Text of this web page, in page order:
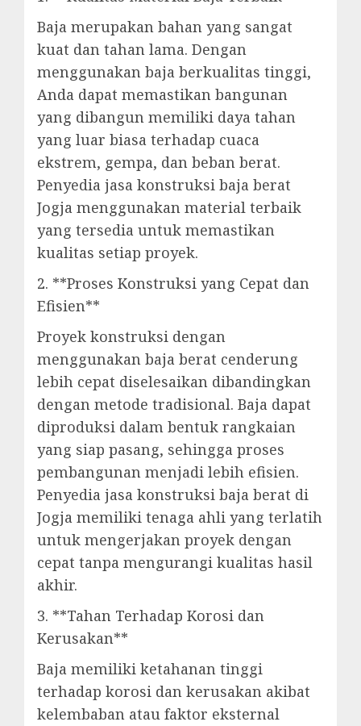
Baja merupakan bahan yang sangat
kuat dan tahan lama. Dengan
menggunakan baja berkualitas tinggi,
Anda dapat memastikan bangunan
yang dibangun memiliki daya tahan
yang luar biasa terhadap cuaca
ekstrem, gempa, dan beban berat.
Penyedia jasa konstruksi baja berat
Jogja menggunakan material terbaik
yang tersedia untuk memastikan
kualitas setiap proyek.
2. **Proses Konstruksi yang Cepat dan
Efisien**
Proyek konstruksi dengan
menggunakan baja berat cenderung
lebih cepat diselesaikan dibandingkan
dengan metode tradisional. Baja dapat
diproduksi dalam bentuk rangkaian
yang siap pasang, sehingga proses
pembangunan menjadi lebih efisien.
Penyedia jasa konstruksi baja berat di
Jogja memiliki tenaga ahli yang terlatih
untuk mengerjakan proyek dengan
cepat tanpa mengurangi kualitas hasil
akhir.
3. **Tahan Terhadap Korosi dan
Kerusakan**
Baja memiliki ketahanan tinggi
terhadap korosi dan kerusakan akibat
kelembaban atau faktor eksternal